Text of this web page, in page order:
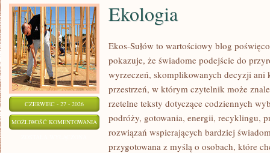
CZERWIEC - 27 - 2026
MOŻLIWOŚĆ KOMENTOWANIA EKOLOGIA
Ekologia
Ekos-Sułów to wartościowy blog
pokazuje, że świadome podejście do
wyrzeczeń, skomplikowanych decyzji ani
przestrzeń, w którym czytelnik może
rzetelne teksty dotyczące codziennych
podróży, gotowania, energii, recyklingu,
rozwiązań wspierających bardziej
przygotowana z myślą o osobach, które